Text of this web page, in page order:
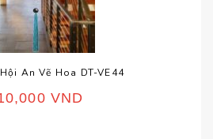
An Vẽ Hoa DT-VE44
VND